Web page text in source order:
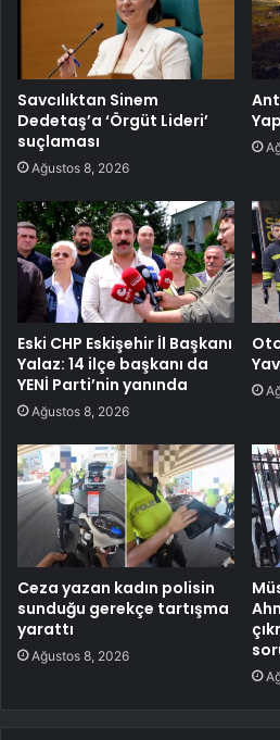
Savcılıktan Sinem
Dedetaş’a ‘Örgüt Lideri’
suçlaması
Ağustos 8, 2026
Eski CHP Eskişehir İl Başkanı
Yalaz: 14 ilçe başkanı da
YENİ Parti’nin yanında
Ağustos 8, 2026
Ceza yazan kadın polisin
sunduğu gerekçe tartışma
yarattı
Ağustos 8, 2026